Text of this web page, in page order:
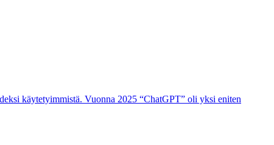
käytetyimmistä. Vuonna 2025 “ChatGPT” oli yksi eniten